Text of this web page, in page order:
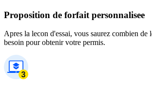
Proposition de forfait personnalisee
Apres la lecon d'essai, vous saurez combien de
besoin pour obtenir votre permis.